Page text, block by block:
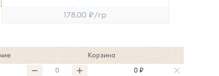
178.00 ₽/гр
Корзина
0 ₽